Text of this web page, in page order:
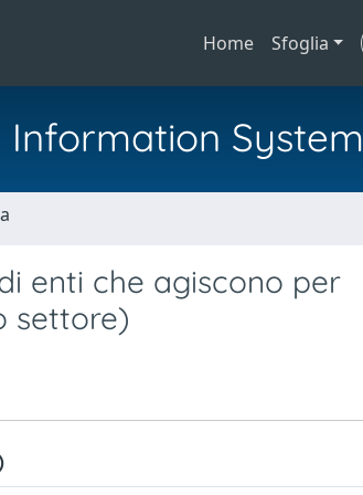
Home Sfoglia
Information System
enti che agiscono per
settore)